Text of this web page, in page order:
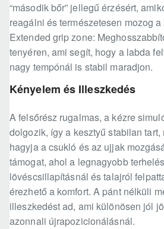
“második bőr” jellegű érzésért,
reagálni és természetesen mozog a
Extended grip zone:
tenyéren, ami segít, hogy a labda
nagy tempónál is stabil maradjon.
Kényelem és Illeszkedés
A felsőrész rugalmas, a kézre
dolgozik, így a kesztyű stabilan tart,
hagyja a csukló és az ujjak
támogat, ahol a legnagyobb
lövéscsillapításnál és talajról
érezhető a komfort. A pánt nélküli
illeszkedést ad, ami különösen jól
azonnali újrapozicionálásnál.